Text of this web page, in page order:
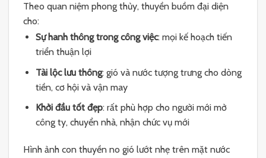
Theo quan niệm phong thủy, thuyền buồm đại diện
cho:
Sự hanh thông trong công việc: mọi kế hoạch tiến
triển thuận lợi
Tài lộc lưu thông: gió và nước tượng trưng cho dòng
tiền, cơ hội và vận may
Khởi đầu tốt đẹp: rất phù hợp cho người mới mở
công ty, chuyển nhà, nhận chức vụ mới
Hình ảnh con thuyền no gió lướt nhẹ trên mặt nước